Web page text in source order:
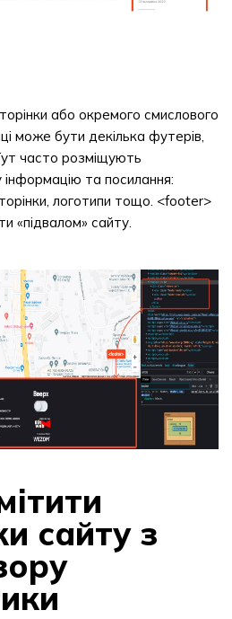
або окремого смислового
може бути декілька футерів,
часто розміщують
інформацію та посилання:
логотипи тощо. <footer>
«підвалом» сайту.
сайту з